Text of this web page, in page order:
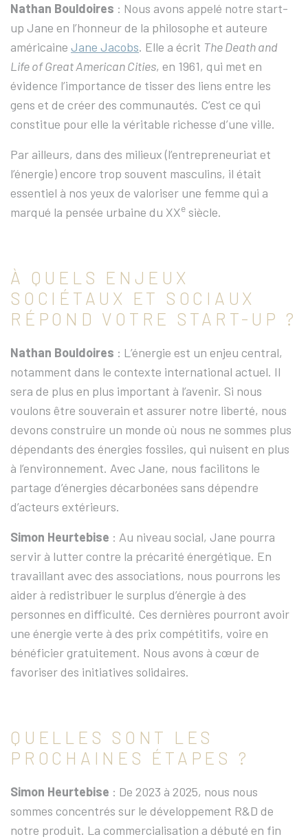
Nathan Bouldoires : Nous avons appelé notre start-
up Jane en l’honneur de la philosophe et auteure
américaine Jane Jacobs. Elle a écrit The Death and
Life of Great American Cities, en 1961, qui met en
évidence l’importance de tisser des liens entre les
gens et de créer des communautés. C’est ce qui
constitue pour elle la véritable richesse d’une ville.
Par ailleurs, dans des milieux (l’entrepreneuriat et
l’énergie) encore trop souvent masculins, il était
essentiel à nos yeux de valoriser une femme qui a
marqué la pensée urbaine du XXe siècle.
À QUELS ENJEUX
SOCIÉTAUX ET SOCIAUX
RÉPOND VOTRE START-UP ?
Nathan Bouldoires : L’énergie est un enjeu central,
notamment dans le contexte international actuel. Il
sera de plus en plus important à l’avenir. Si nous
voulons être souverain et assurer notre liberté, nous
devons construire un monde où nous ne sommes plus
dépendants des énergies fossiles, qui nuisent en plus
à l’environnement. Avec Jane, nous facilitons le
partage d’énergies décarbonées sans dépendre
d’acteurs extérieurs.
Simon Heurtebise : Au niveau social, Jane pourra
servir à lutter contre la précarité énergétique. En
travaillant avec des associations, nous pourrons les
aider à redistribuer le surplus d’énergie à des
personnes en difficulté. Ces dernières pourront avoir
une énergie verte à des prix compétitifs, voire en
bénéficier gratuitement. Nous avons à cœur de
favoriser des initiatives solidaires.
QUELLES SONT LES
PROCHAINES ÉTAPES ?
Simon Heurtebise : De 2023 à 2025, nous nous
sommes concentrés sur le développement R&D de
notre produit. La commercialisation a débuté en fin